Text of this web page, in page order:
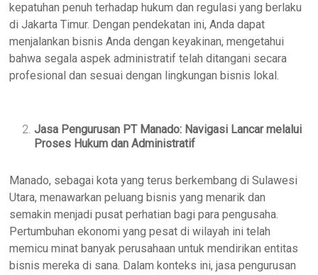
kepatuhan penuh terhadap hukum dan regulasi yang berlaku
di Jakarta Timur. Dengan pendekatan ini, Anda dapat
menjalankan bisnis Anda dengan keyakinan, mengetahui
bahwa segala aspek administratif telah ditangani secara
profesional dan sesuai dengan lingkungan bisnis lokal.
Jasa Pengurusan PT Manado: Navigasi Lancar melalui
Proses Hukum dan Administratif
Manado, sebagai kota yang terus berkembang di Sulawesi
Utara, menawarkan peluang bisnis yang menarik dan
semakin menjadi pusat perhatian bagi para pengusaha.
Pertumbuhan ekonomi yang pesat di wilayah ini telah
memicu minat banyak perusahaan untuk mendirikan entitas
bisnis mereka di sana. Dalam konteks ini, jasa pengurusan